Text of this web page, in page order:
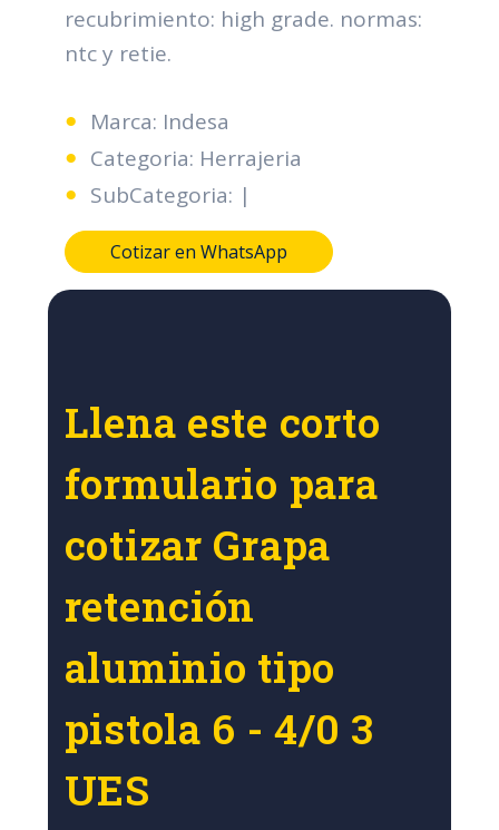
recubrimiento: high grade. normas:
ntc y retie.
Marca: Indesa
Categoria: Herrajeria
SubCategoria: |
Cotizar en WhatsApp
Llena este corto
formulario para
cotizar Grapa
retención
aluminio tipo
pistola 6 - 4/0 3
UES